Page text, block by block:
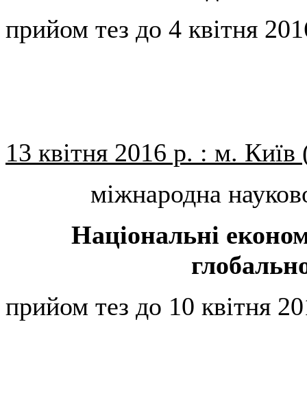
прийом тез до 4 квітня
13 квітня 2016 р. : м. Київ
міжнародна
Національні
прийом тез до 10 квітня